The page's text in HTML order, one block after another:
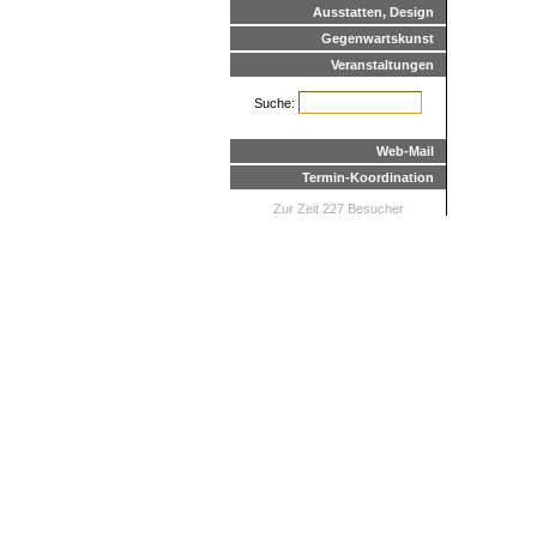
Ausstatten, Design
Gegenwartskunst
Veranstaltungen
Suche:
Web-Mail
Termin-Koordination
Zur Zeit 227 Besucher